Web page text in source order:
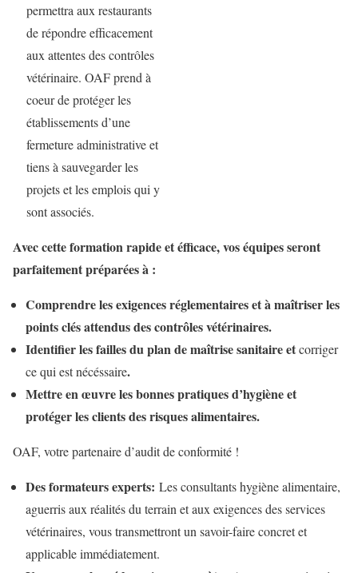
permettra aux restaurants
de répondre efficacement
aux attentes des contrôles
vétérinaire. OAF prend à
coeur de protéger les
établissements d’une
fermeture administrative et
tiens à sauvegarder les
projets et les emplois qui y
sont associés.
Avec cette formation rapide et éfficace, vos équipes seront
parfaitement préparées à :
Comprendre les exigences réglementaires et à maîtriser les
points clés attendus des contrôles vétérinaires.
Identifier les failles du plan de maîtrise sanitaire etcorriger
ce qui est nécéssaire.
Mettre en œuvre les bonnes pratiques d’hygiène et
protéger les clients des risques alimentaires.
OAF, votre partenaire d’audit de conformité !
Des formateurs experts: Les consultants hygiène alimentaire,
aguerris aux réalités du terrain et aux exigences des services
vétérinaires, vous transmettront un savoir-faire concret et
applicable immédiatement.